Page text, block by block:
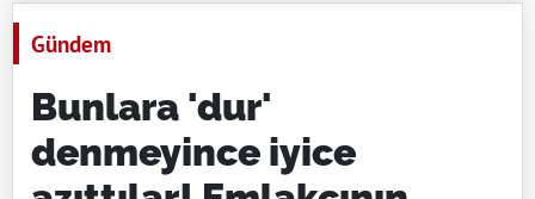
Gündem
Bunlara 'dur'
denmeyince iyice